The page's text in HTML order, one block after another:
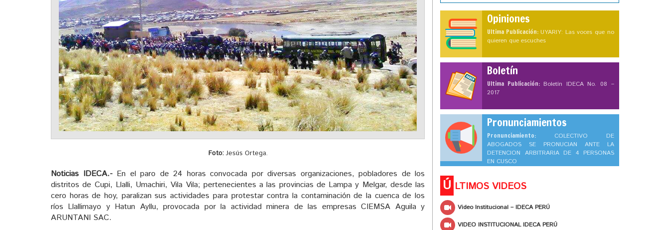
Foto:Jesús Ortega.
Noticias IDECA.-En el paro de 24 horas convocada por diversas organizaciones, pobladores de los
distritos de Cupi, Llalli, Umachiri, Vila Vila; pertenecientes a las provincias de Lampa y Melgar, desde las
cero horas de hoy, paralizan sus actividades para protestar contra la contaminación de la cuenca de los
ríos Llallimayo y Hatun Ayllu, provocada por la actividad minera de las empresas CIEMSA Aguila y
ARUNTANI SAC.
Opiniones
Ultima Publicación: UYARIY: Las voces que no
quieren que escuches
Boletín
Ultima Publicación: Boletín IDECA No. 08 –
2017
Pronunciamientos
Pronunciamiento: COLECTIVO DE
ABOGADOS SE PRONUCIAN ANTE LA
DETENCION ARBITRARIA DE 4 PERSONAS
EN CUSCO
Ú LTIMOS VIDEOS
Video Institucional – IDECA PERÚ
VIDEO INSTITUCIONAL IDECA PERÚ